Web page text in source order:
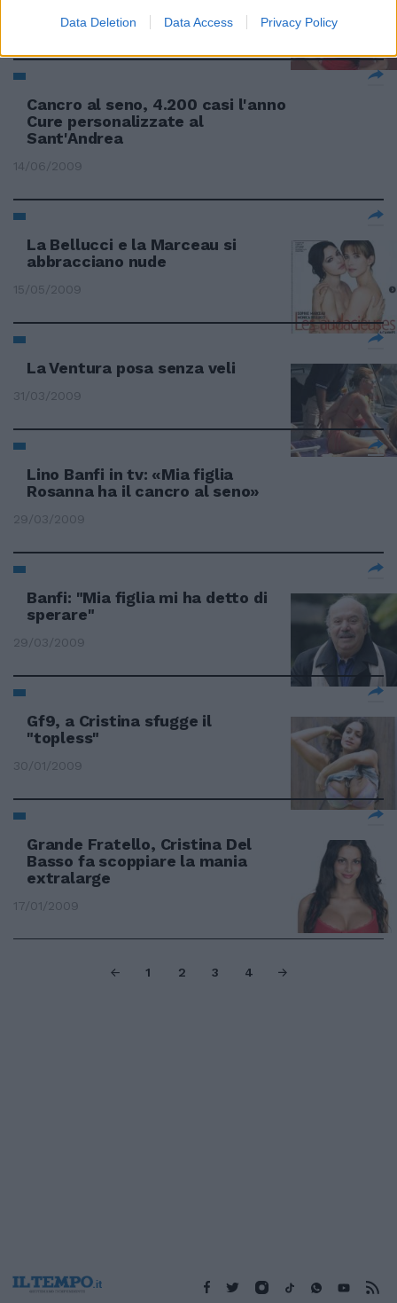
Data Deletion Data Access Privacy Policy
10/01/2010
Cancro al seno, 4.200 casi l'anno
Cure personalizzate al
Sant'Andrea
14/06/2009
La Bellucci e la Marceau si
abbracciano nude
15/05/2009
La Ventura posa senza veli
31/03/2009
Lino Banfi in tv: «Mia figlia
Rosanna ha il cancro al seno»
29/03/2009
Banfi: "Mia figlia mi ha detto di
sperare"
29/03/2009
Gf9, a Cristina sfugge il
"topless"
30/01/2009
Grande Fratello, Cristina Del
Basso fa scoppiare la mania
extralarge
17/01/2009
1 2 3 4